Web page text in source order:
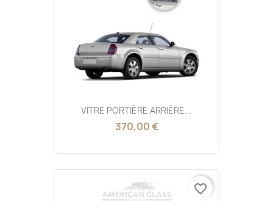
VITRE PORTIÈRE ARRIÈRE...
370,00 €
favorite_border